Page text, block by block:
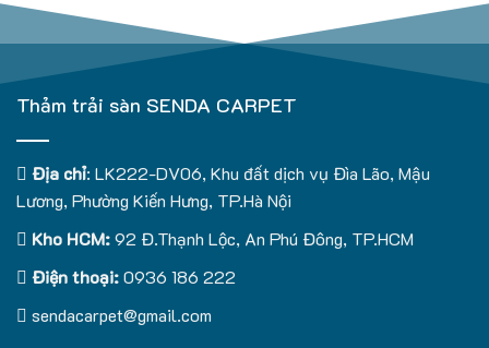
Thảm trải sàn SENDA CARPET
Địa chỉ: LK222-DV06, Khu đất dịch vụ Đìa Lão, Mậu
Lương, Phường Kiến Hưng, TP.Hà Nội
Kho HCM:92 Đ.Thạnh Lộc, An Phú Đông, TP.HCM
Điện thoại:0936 186 222
sendacarpet@gmail.com